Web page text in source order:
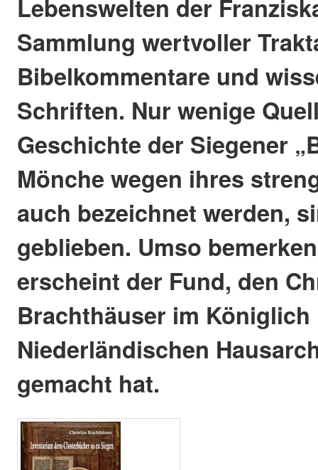
Lebenswelten der
Sammlung wertvoller
Bibelkommentare und
Schriften. Nur wenige
Geschichte der Siegener
Mönche wegen ihres
auch bezeichnet werden,
geblieben. Umso
erscheint der Fund, den
Brachthäuser im Königlich
Niederländischen
gemacht hat.